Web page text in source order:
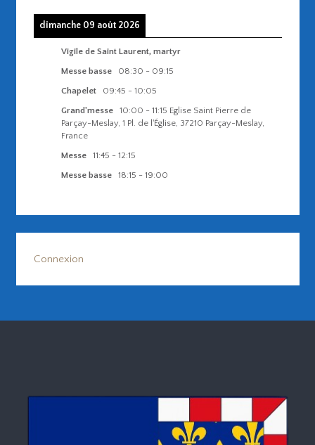
dimanche 09 août 2026
Vigile de Saint Laurent, martyr
Messe basse
08:30 - 09:15
Chapelet
09:45 - 10:05
Grand'messe
10:00 - 11:15 Eglise Saint Pierre de
Parçay-Meslay, 1 Pl. de l'Église, 37210 Parçay-Meslay,
France
Messe
11:45 - 12:15
Messe basse
18:15 - 19:00
Connexion